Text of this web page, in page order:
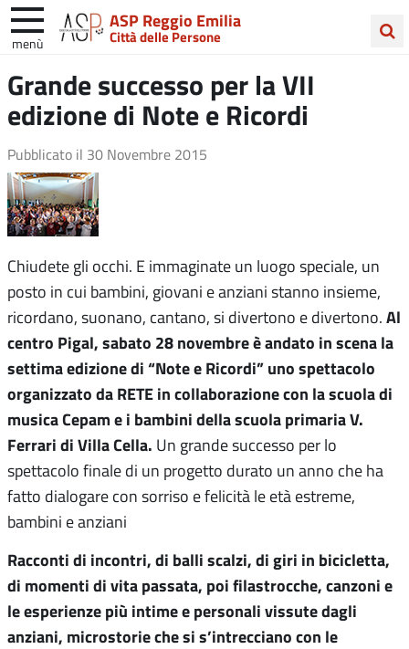
ASP Reggio Emilia
Città delle Persone
menù
nel
sito
Grande successo per la VII
edizione di Note e Ricordi
Pubblicato il 30 Novembre 2015
Chiudete gli occhi. E immaginate un luogo speciale, un
posto in cui bambini, giovani e anziani stanno insieme,
ricordano, suonano, cantano, si divertono e divertono. Al
centro Pigal, sabato 28 novembre è andato in scena la
settima edizione di “Note e Ricordi” uno spettacolo
organizzato da RETE in collaborazione con la scuola di
musica Cepam e i bambini della scuola primaria V.
Ferrari di Villa Cella. Un grande successo per lo
spettacolo finale di un progetto durato un anno che ha
fatto dialogare con sorriso e felicità le età estreme,
bambini e anziani
Racconti di incontri, di balli scalzi, di giri in bicicletta,
di momenti di vita passata, poi filastrocche, canzoni e
le esperienze più intime e personali vissute dagli
anziani, microstorie che si s’intrecciano con le